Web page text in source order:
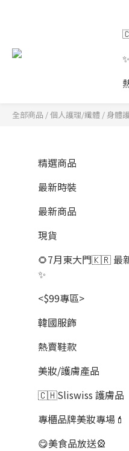
全部商品 /個人護理/纖體 / 身體
精選商品
最新時裝
最新商品
現貨
🌻7月東大門🇰🇷 最
✨
<$99專區>
韓國服飾
熱賣鞋款
美妝/護膚產品
🇨🇭Sliswiss 護膚品
專櫃品牌美妝專場💄
😋美食品放送🎡